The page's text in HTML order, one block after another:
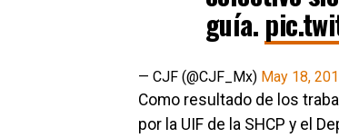
guía.
— CJF (@CJF_Mx) May 18,
Como resultado de los
por la UIF de la SHCP y el